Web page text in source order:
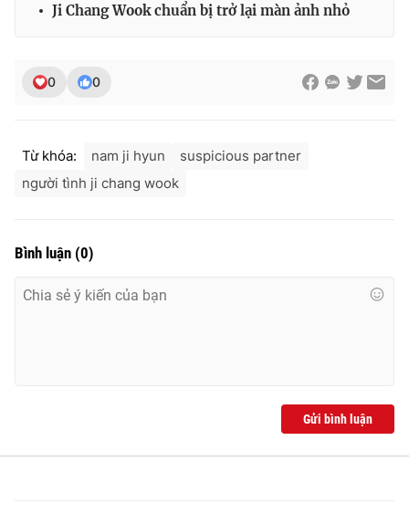
Ji Chang Wook chuẩn bị trở lại màn ảnh nhỏ
0 0
Từ khóa: nam ji hyun
suspicious partner
người tình ji chang wook
Bình luận (0)
Gửi bình luận